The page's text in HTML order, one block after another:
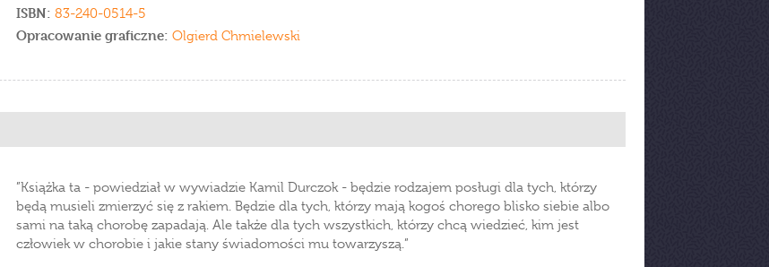
ISBN: 83-240-0514-5
Opracowanie graficzne: Olgierd Chmielewski
”Książka ta - powiedział w wywiadzie Kamil Durczok - będzie rodzajem posługi dla tych, którzy
będą musieli zmierzyć się z rakiem. Będzie dla tych, którzy mają kogoś chorego blisko siebie albo
sami na taką chorobę zapadają. Ale także dla tych wszystkich, którzy chcą wiedzieć, kim jest
człowiek w chorobie i jakie stany świadomości mu towarzyszą.”